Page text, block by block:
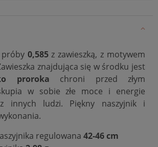
próby 0,585z zawieszką, z motywem
znajdująca się w środku jest
proroka chroni przed złym
w sobie złe moce i energie
innych ludzi. Piękny naszyjnik i
regulowana 42-46 cm